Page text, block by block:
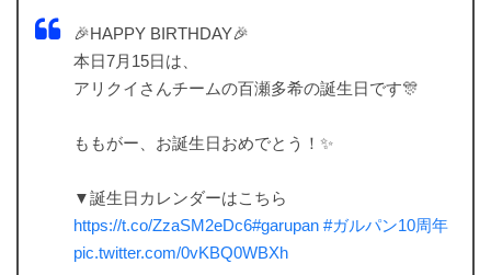
🎉HAPPY BIRTHDAY🎉
本日7月15日は、
アリクイさんチームの百瀬多希の誕生日です🎊
ももがー、お誕生日おめでとう！✨
▼誕生日カレンダーはこちら
https://t.co/ZzaSM2eDc6#garupan #ガルパン10周年
pic.twitter.com/0vKBQ0WBXh